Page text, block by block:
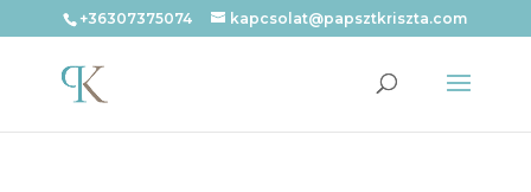
+36307375074 kapcsolat@papsztkriszta.com